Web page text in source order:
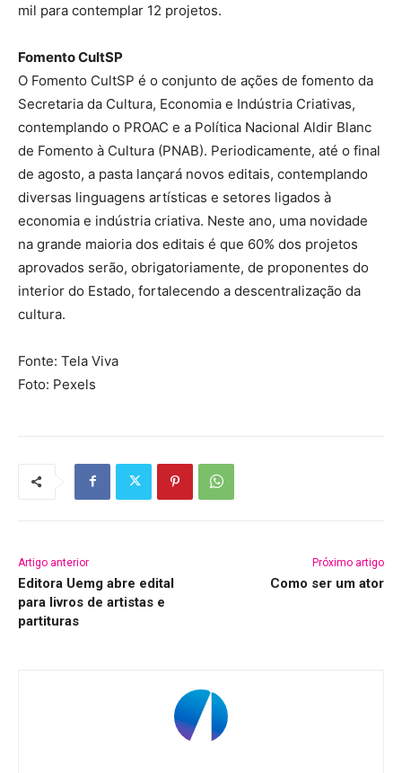
mil para contemplar 12 projetos.
Fomento CultSP
O Fomento CultSP é o conjunto de ações de fomento da
Secretaria da Cultura, Economia e Indústria Criativas,
contemplando o PROAC e a Política Nacional Aldir Blanc
de Fomento à Cultura (PNAB). Periodicamente, até o final
de agosto, a pasta lançará novos editais, contemplando
diversas linguagens artísticas e setores ligados à
economia e indústria criativa. Neste ano, uma novidade
na grande maioria dos editais é que 60% dos projetos
aprovados serão, obrigatoriamente, de proponentes do
interior do Estado, fortalecendo a descentralização da
cultura.
Fonte: Tela Viva
Foto: Pexels
Artigo anterior
Editora Uemg abre edital
para livros de artistas e
partituras
Próximo artigo
Como ser um ator